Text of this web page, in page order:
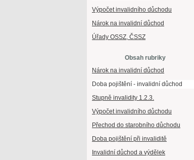
Výpočet invalidního důchodu
Nárok na invalidní důchod
Úřady OSSZ, ČSSZ
Obsah rubriky
Nárok na invalidní důchod
Doba pojištění - invalidní důchod
Stupně invalidity 1.2.3.
Výpočet invalidního důchodu
Přechod do starobního důchodu
Doba pojištění při invaliditě
Invalidní důchod a výdělek